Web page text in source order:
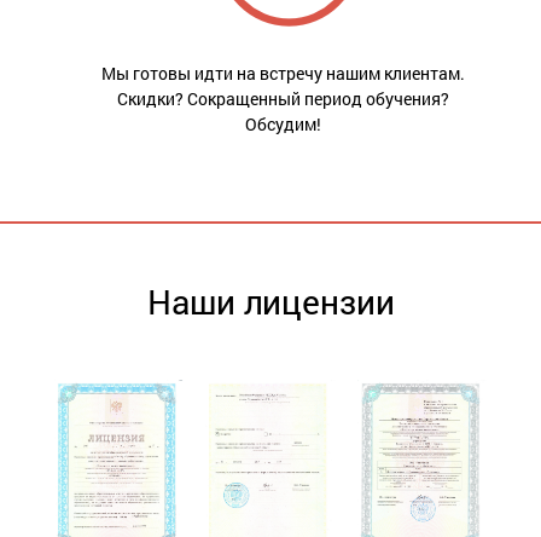
Мы готовы идти на встречу нашим клиентам.
Скидки? Сокращенный период обучения?
Обсудим!
Наши лицензии